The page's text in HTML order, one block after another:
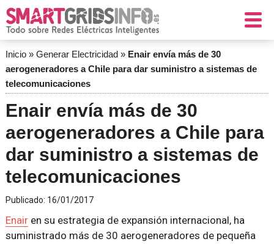
Inicio» Generar Electricidad» Enair envía más de 30
aerogeneradores a Chile para dar suministro a sistemas de
telecomunicaciones
Enair envía más de 30
aerogeneradores a Chile para
dar suministro a sistemas de
telecomunicaciones
Publicado: 16/01/2017
Enairen su estrategia de expansión internacional, ha
suministrado más de 30 aerogeneradores de pequeña